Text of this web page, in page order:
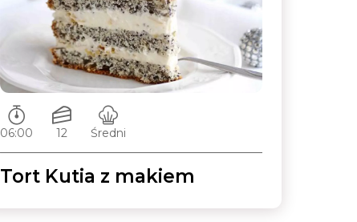
Czas przygotowywania:
06:00
Ilość porcji:
12
Poziom trudności:
Średni
Tort Kutia z makiem